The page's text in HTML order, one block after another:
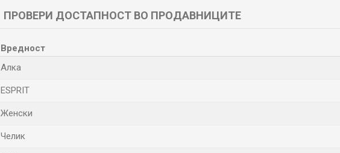
ПРОВЕРИ ДОСТАПНОСТ ВО ПРОДАВНИЦИТЕ
Вредност
Алка
ESPRIT
Женски
Челик